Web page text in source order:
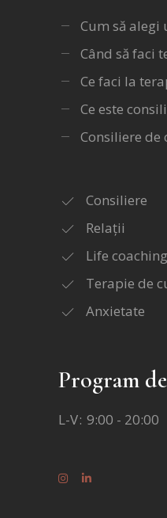
Cum să alegi
Când să faci
Ce faci la
Ce este
Consiliere de
Consiliere
Relații
Life coaching
Terapie de
Anxietate
Program
L-V 9:00 - 20:00